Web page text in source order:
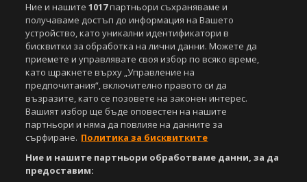
Съдържанието на този уеб сайт и технологиите, използвани в него, са
под закрила на Закона за авторското право и сродните му права.
Всички статии, репортажи, интервюта и други текстови, графични и
видео материали, публикувани в сайта, са собственост на Агенция
Спортал, освен ако изрично е посочено друго. Допуска се
публикуване на текстови материали само след писмено съгласие на
Агенция Спортал, посочване на източника и добавяне на линк към
www.sportal.bg. Използването на графични и видео материали,
публикувани в сайта, е строго забранено. Нарушителите ще бъдат
санкционирани с цялата строгост на закона.
БЕЗПЛАТНОТОприложение за:
Android
Ние и нашите1017партньори съхраняваме и
получаваме достъп до информация на Вашето
устройство, като уникални идентификатори в
бисквитки за обработка на лични данни. Можете да
приемете и управлявате своя избор по всяко време,
като щракнете върху „Управление на
предпочитания“, включително правото си да
възразите, като се позовете на законен интерес.
Вашият избор ще бъде оповестен на нашите
партньори и няма да повлияе на данните за
сърфиране. Политика за бисквитките
Ние и нашите партньори обработваме данни, за да
предоставим: